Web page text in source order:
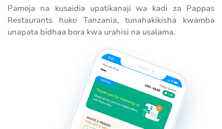
Pamoja na kusaidia upatikanaji wa kadi za Pappas
Restaurants huko Tanzania, tunahakikisha kwamba
unapata bidhaa bora kwa urahisi na usalama.